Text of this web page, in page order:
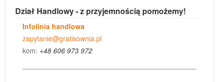
Dział Handlowy - z przyjemnością pomożemy!
Infolinia handlowa
zapytanie@gratisownia.pl
kom: +48 606 973 972